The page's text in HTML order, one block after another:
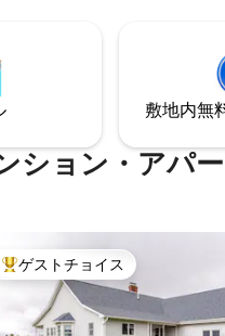
ンターネットで快適に仕事を
トレイルを探索したり、スキ
、地元のレストランで食事を
1日の後はリラックスしましょう
ー／マウンテンバイク／ハイキ
＝リセット
敷地内無
ション・アパ
大好評のゲストチョイスです。
ゲストチョイス